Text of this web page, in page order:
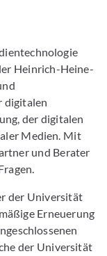
Heinrich-Heine-
digitalen
der digitalen
Medien. Mit
und Berater
der Universität
Erneuerung
der Universität